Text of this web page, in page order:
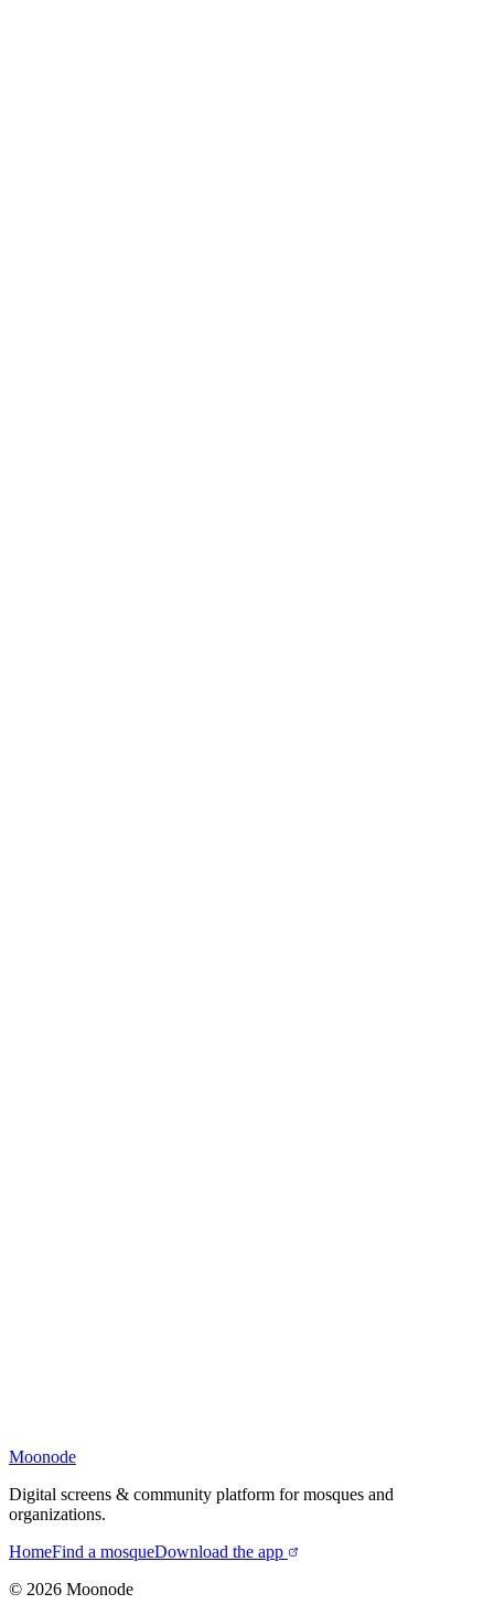
Moonode
Digital screens & community platform for mosques and
organizations.
HomeFind a mosqueDownload the app
© 2026 Moonode